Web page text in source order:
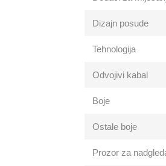
Dizajn posude
Tehnologija
Odvojivi kabal
Boje
Ostale boje
Prozor za